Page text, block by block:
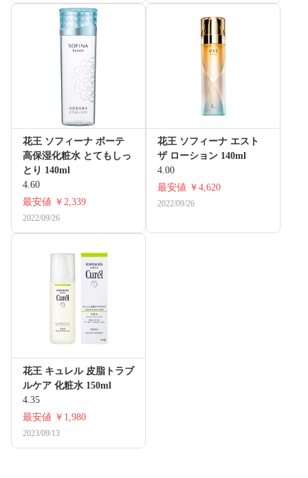
花王 ソフィーナ ボーテ
高保湿化粧水 とてもしっ
とり 140ml
4.60
最安値 ￥2,339
2022/09/26
花王 ソフィーナ エスト
ザ ローション 140ml
4.00
最安値 ￥4,620
2022/09/26
花王 キュレル 皮脂トラブ
ルケア 化粧水 150ml
4.35
最安値 ￥1,980
2023/09/13